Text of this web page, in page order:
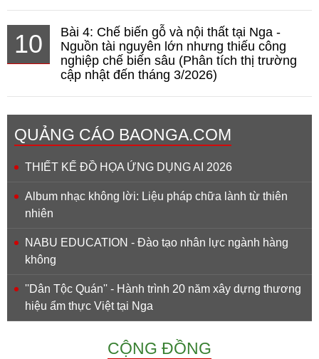
10
Bài 4: Chế biến gỗ và nội thất tại Nga -
Nguồn tài nguyên lớn nhưng thiếu công
nghiệp chế biến sâu (Phân tích thị trường
cập nhật đến tháng 3/2026)
QUẢNG CÁO BAONGA.COM
THIẾT KẾ ĐỒ HỌA ỨNG DỤNG AI 2026
Album nhạc không lời: Liệu pháp chữa lành từ thiên
nhiên
NABU EDUCATION - Đào tạo nhân lực ngành hàng
không
''Dân Tộc Quán'' - Hành trình 20 năm xây dựng thương
hiệu ẩm thực Việt tại Nga
CỘNG ĐỒNG